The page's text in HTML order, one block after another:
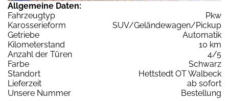
Allgemeine Daten:
Fahrzeugtyp
Pkw
Karosserieform
SUV/Geländewagen/Pickup
Getriebe
Automatik
Kilometerstand
10 km
Anzahl der Türen
4/5
Farbe
Schwarz
Standort
Hettstedt OT Walbeck
Lieferzeit
ab sofort
Unsere Nummer
Bestellung